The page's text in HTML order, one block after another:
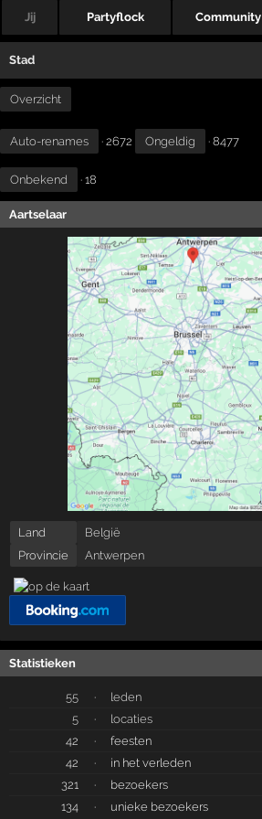
Jij Partyflock Community
Stad
Overzicht
Auto-renames · 2672 Ongeldig · 8477
Onbekend · 18
Aartselaar
Land
België
Provincie
Antwerpen
Statistieken
55 ·
leden
5
·
locaties
42
·
feesten
42
·
in het verleden
321
·
bezoekers
134
· unieke bezoekers